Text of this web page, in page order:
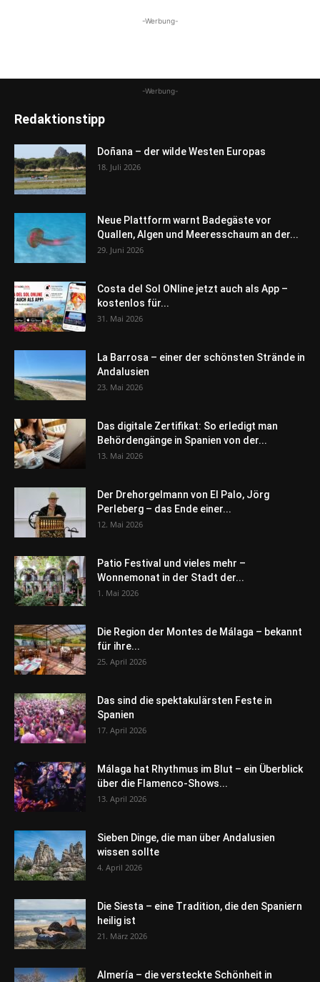
-Werbung-
-Werbung-
Redaktionstipp
Doñana – der wilde Westen Europas
18. Juli 2026
Neue Plattform warnt Badegäste vor
Quallen, Algen und Meeresschaum an der...
29. Juni 2026
Costa del Sol ONline jetzt auch als App –
kostenlos für...
31. Mai 2026
La Barrosa – einer der schönsten Strände in
Andalusien
23. Mai 2026
Das digitale Zertifikat: So erledigt man
Behördengänge in Spanien von der...
13. Mai 2026
Der Drehorgelmann von El Palo, Jörg
Perleberg – das Ende einer...
12. Mai 2026
Patio Festival und vieles mehr –
Wonnemonat in der Stadt der...
1. Mai 2026
Die Region der Montes de Málaga – bekannt
für ihre...
25. April 2026
Das sind die spektakulärsten Feste in
Spanien
17. April 2026
Málaga hat Rhythmus im Blut – ein Überblick
über die Flamenco-Shows...
13. April 2026
Sieben Dinge, die man über Andalusien
wissen sollte
4. April 2026
Die Siesta – eine Tradition, die den Spaniern
heilig ist
21. März 2026
Almería – die versteckte Schönheit in